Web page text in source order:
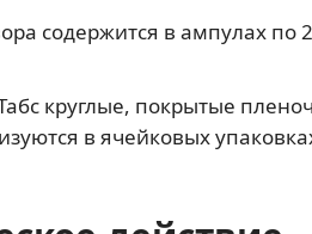
содержится в ампулах по
круглые, покрытые
в ячейковых